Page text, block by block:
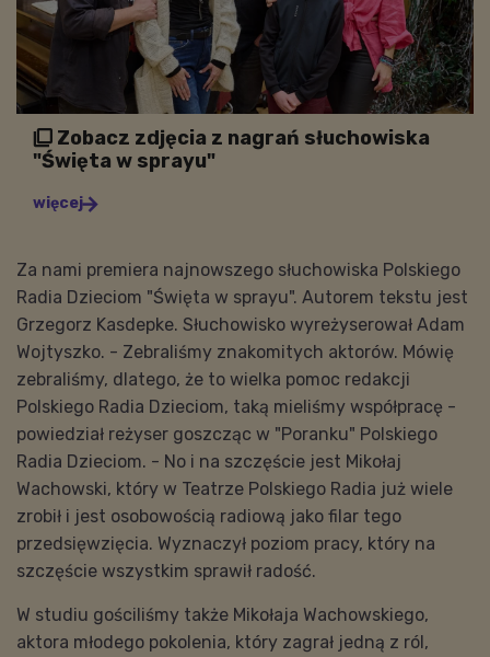
 Zobacz zdjęcia z nagrań słuchowiska
"Święta w sprayu"
więcej
Za nami premiera najnowszego słuchowiska Polskiego
Radia Dzieciom "Święta w sprayu". Autorem tekstu jest
Grzegorz Kasdepke. Słuchowisko wyreżyserował Adam
Wojtyszko. - Zebraliśmy znakomitych aktorów. Mówię
zebraliśmy, dlatego, że to wielka pomoc redakcji
Polskiego Radia Dzieciom, taką mieliśmy współpracę -
powiedział reżyser goszcząc w "Poranku" Polskiego
Radia Dzieciom. - No i na szczęście jest Mikołaj
Wachowski, który w Teatrze Polskiego Radia już wiele
zrobił i jest osobowością radiową jako filar tego
przedsięwzięcia. Wyznaczył poziom pracy, który na
szczęście wszystkim sprawił radość.
W studiu gościliśmy także Mikołaja Wachowskiego,
aktora młodego pokolenia, który zagrał jedną z ról,